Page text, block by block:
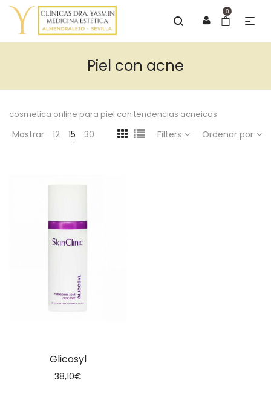
0
Piel con acne
cosmetica online para piel con tendencias acneicas
Mostrar 12 15 30 Filters Ordenar por
Glicosyl
38,10€